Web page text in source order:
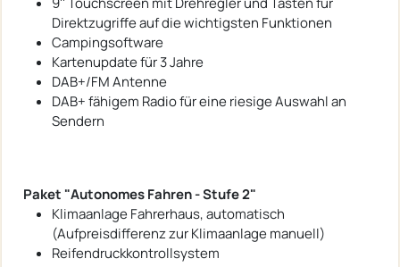
Direktzugriffe auf die wichtigsten Funktionen
Campingsoftware
Kartenupdate für 3 Jahre
DAB+/FM Antenne
DAB+ fähigem Radio für eine riesige Auswahl an
Sendern
Paket "Autonomes Fahren - Stufe 2"
Klimaanlage Fahrerhaus, automatisch
(Aufpreisdifferenz zur Klimaanlage manuell)
Reifendruckkontrollsystem